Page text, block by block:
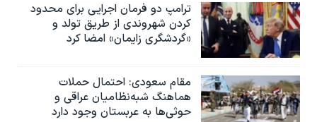
ترامپ دو فرمان اجرایی برای محدود
کردن شهروندی از طریق تولد و
«گردشگری زایمان» امضا کرد
مقام سعودی: احتمال حملات
هماهنگ شبه‌نظامیان عراقی و
حوثی‌ها به عربستان وجود دارد